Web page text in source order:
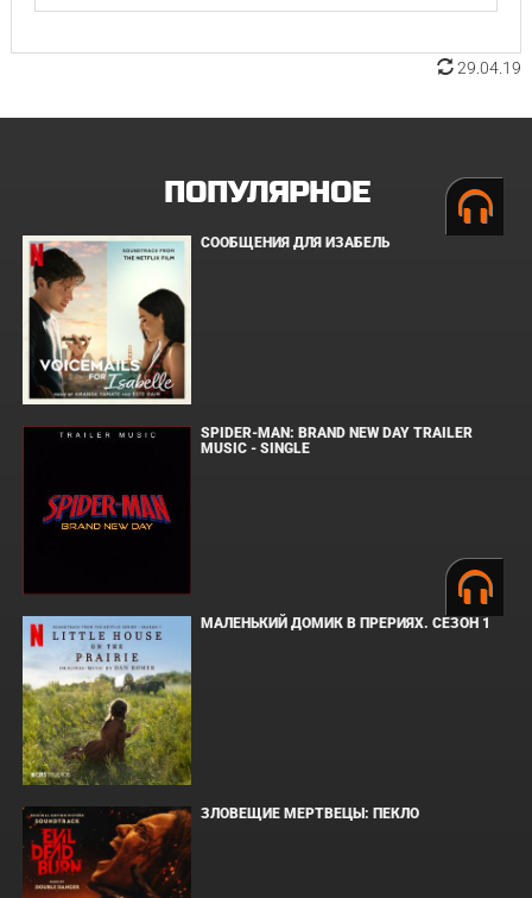
29.04.19
ПОПУЛЯРНОЕ
СООБЩЕНИЯ ДЛЯ ИЗАБЕЛЬ
SPIDER-MAN: BRAND NEW DAY TRAILER
MUSIC - SINGLE
МАЛЕНЬКИЙ ДОМИК В ПРЕРИЯХ. СЕЗОН 1
ЗЛОВЕЩИЕ МЕРТВЕЦЫ: ПЕКЛО